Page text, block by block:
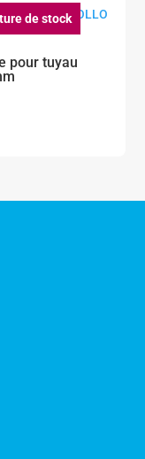
de stock
pour tuyau